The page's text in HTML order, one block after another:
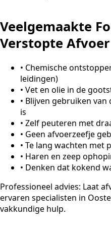
Veelgemaakte
Verstopte Afvoer
• Chemische
leidingen)
• Vet en olie in de
• Blijven gebruiken
is
• Zelf peuteren met
• Geen afvoerzeefje
• Te lang wachten met
• Haren en zeep
• Denken dat kokend
Professioneel advies: Laat
ervaren specialisten in
vakkundige hulp.